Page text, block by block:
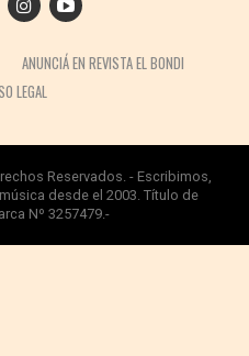
ANUNCIÁ EN REVISTA EL BONDI
LEGAL
Reservados. - Escribimos,
desde el 2003. Título de
Nº 3257479.-